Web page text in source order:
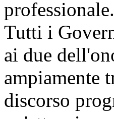
professionale.
Tutti i
ai due
ampiamente
discorso